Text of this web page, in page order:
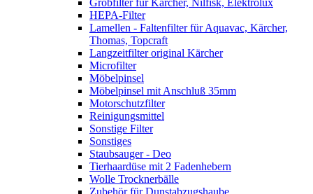
Grobfilter für Kärcher, Nilfisk, Elektrolux
HEPA-Filter
Lamellen - Faltenfilter für Aquavac, Kärcher,
Thomas, Topcraft
Langzeitfilter original Kärcher
Microfilter
Möbelpinsel
Möbelpinsel mit Anschluß 35mm
Motorschutzfilter
Reinigungsmittel
Sonstige Filter
Sonstiges
Staubsauger - Deo
Tierhaardüse mit 2 Fadenhebern
Wolle Trocknerbälle